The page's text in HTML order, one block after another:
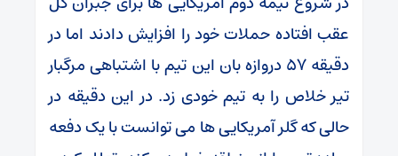
عقب افتاده حملات خود را افزایش دادند اما در
دقیقه ۵۷ دروازه بان این تیم با اشتباهی مرگبار
تیر خلاص را به تیم خودی زد. در این دقیقه در
حالی که گلر آمریکایی ها می توانست با یک دفعه